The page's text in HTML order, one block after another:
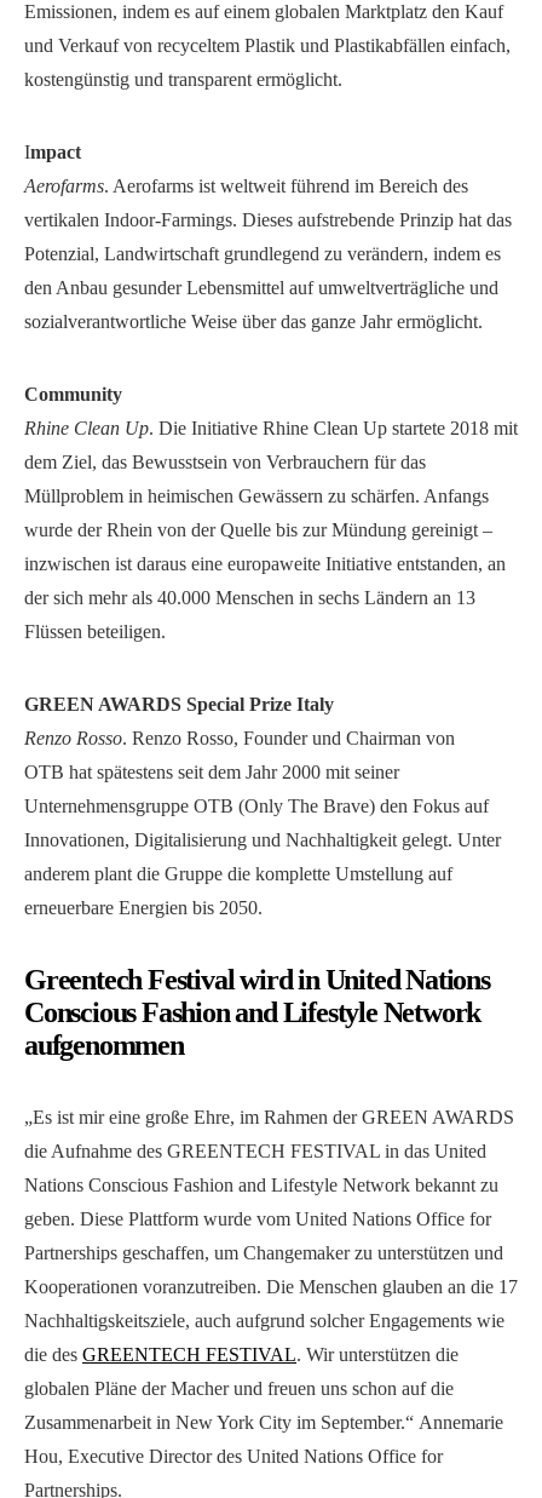
Emissionen, indem es auf einem globalen Marktplatz den Kauf
und Verkauf von recyceltem Plastik und Plastikabfällen einfach,
kostengünstig und transparent ermöglicht.
Impact
Aerofarms. Aerofarms ist weltweit führend im Bereich des
vertikalen Indoor-Farmings. Dieses aufstrebende Prinzip hat das
Potenzial, Landwirtschaft grundlegend zu verändern, indem es
den Anbau gesunder Lebensmittel auf umweltverträgliche und
sozialverantwortliche Weise über das ganze Jahr ermöglicht.
Community
Rhine Clean Up. Die Initiative Rhine Clean Up startete 2018 mit
dem Ziel, das Bewusstsein von Verbrauchern für das
Müllproblem in heimischen Gewässern zu schärfen. Anfangs
wurde der Rhein von der Quelle bis zur Mündung gereinigt –
inzwischen ist daraus eine europaweite Initiative entstanden, an
der sich mehr als 40.000 Menschen in sechs Ländern an 13
Flüssen beteiligen.
GREEN AWARDS Special Prize Italy
Renzo Rosso. Renzo Rosso, Founder und Chairman von
OTB hat spätestens seit dem Jahr 2000 mit seiner
Unternehmensgruppe OTB (Only The Brave) den Fokus auf
Innovationen, Digitalisierung und Nachhaltigkeit gelegt. Unter
anderem plant die Gruppe die komplette Umstellung auf
erneuerbare Energien bis 2050.
Greentech Festival wird in United Nations
Conscious Fashion and Lifestyle Network
aufgenommen
„Es ist mir eine große Ehre, im Rahmen der GREEN AWARDS
die Aufnahme des GREENTECH FESTIVAL in das United
Nations Conscious Fashion and Lifestyle Network bekannt zu
geben. Diese Plattform wurde vom United Nations Office for
Partnerships geschaffen, um Changemaker zu unterstützen und
Kooperationen voranzutreiben. Die Menschen glauben an die 17
Nachhaltigskeitsziele, auch aufgrund solcher Engagements wie
die des GREENTECH FESTIVAL. Wir unterstützen die
globalen Pläne der Macher und freuen uns schon auf die
Zusammenarbeit in New York City im September.“ Annemarie
Hou, Executive Director des United Nations Office for
Partnerships.